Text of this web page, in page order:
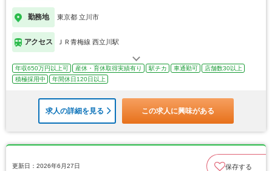
勤務地 東京都 立川市
アクセス ＪＲ青梅線 西立川駅
年収650万円以上可 産休・育休取得実績有り 駅チカ 車通勤可
店舗数30以上
積極採用中
年間休日120日以上
求人の詳細を見る この求人に興味がある
更新日：2026年6月27日 保存する